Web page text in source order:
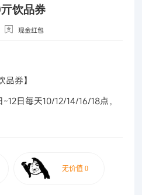
饮品券
现金红包
品券】
日每天10/12/14/16/18点，